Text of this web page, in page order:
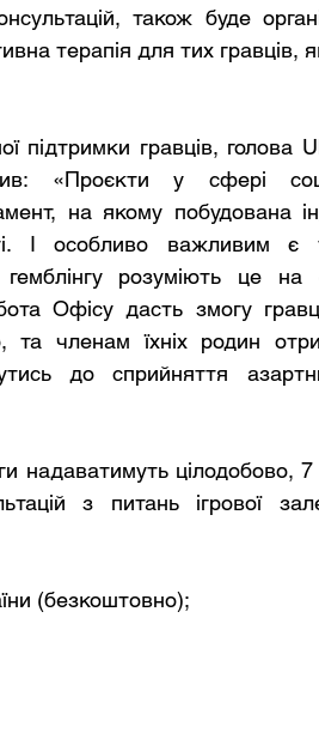
також буде
терапія для тих гравців,
підтримки гравців, голова
«Проєкти у сфері
на якому побудована
І особливо важливим
гемблінгу розуміють це на
Офісу дасть змогу
членам їхніх родин
до сприйняття
надаватимуть цілодобово,
з питань ігрової
(безкоштовно);